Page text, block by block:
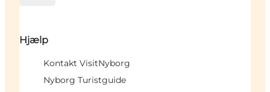
Hjælp
Kontakt VisitNyborg
Nyborg Turistguide